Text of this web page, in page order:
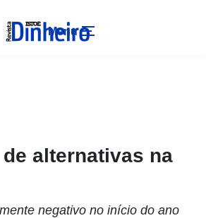
Menu
alternativas na
negativo no início do ano